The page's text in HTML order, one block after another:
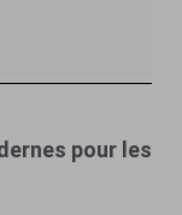
pour les